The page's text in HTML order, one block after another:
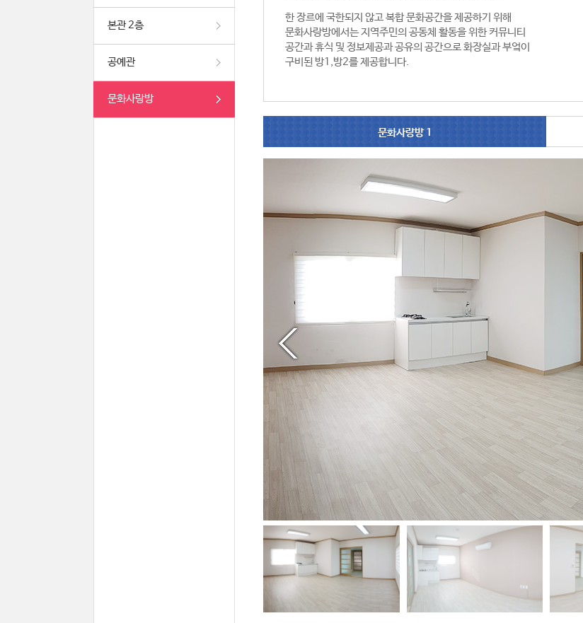
본관 2층
공예관
문화사랑방
한 장르에 국한되지 않고 복합 문화공간을 제공하기 위해
문화사랑방에서는 지역주민의 공동체 활동을 위한 커뮤니티
공간과 휴식 및 정보제공과 공유의 공간으로 화장실과 부엌이
구비된 방1,방2를 제공합니다.
문화사랑방 1